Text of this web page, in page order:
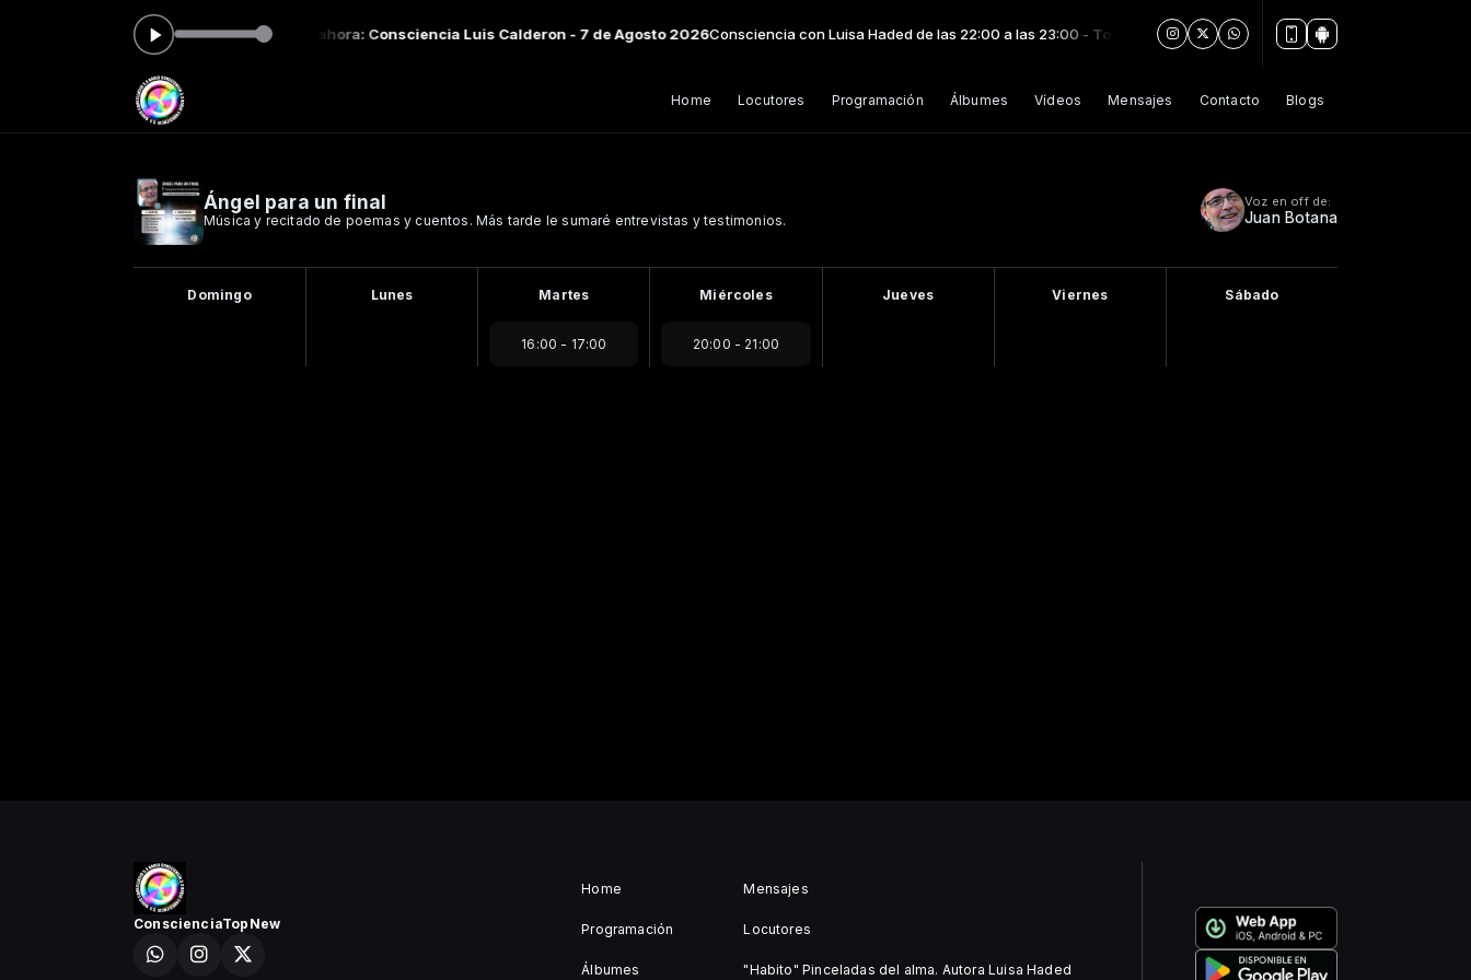
Haded de las 22:00 a las 23:00 -Tocando ahora: Consciencia Luis Calderon - 7 de Agosto 2026Consciencia con Luisa Haded de las 22:00 a las 23:00 -Tocando ahora: Consciencia Luis Calderon - 7 de
Home Locutores Programación Álbumes Vídeos Mensajes Contacto Blogs
Ángel para un final
Música y recitado de poemas y cuentos. Más tarde le sumaré entrevistas y testimonios.
Voz en off de:
Juan Botana
Domingo Lunes Martes
16:00 - 17:00
Miércoles
20:00 - 21:00
Jueves Viernes Sábado
ConscienciaTopNew
Home
Programación
Álbumes
Mensajes
Locutores
"Habito" Pinceladas del alma. Autora Luisa Haded